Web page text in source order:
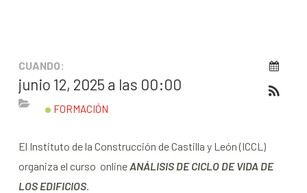
CUANDO:
junio 12, 2025 a las 00:00
FORMACIÓN
El Instituto de la Construcción de Castilla y León (ICCL)
organiza el curso onlineANÁLISIS DE CICLO DE VIDA DE
LOS EDIFICIOS.